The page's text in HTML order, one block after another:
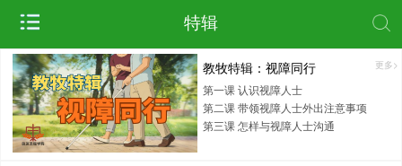
特辑
教牧特辑：视障同行 更多>
第一课 认识视障人士
第二课 带领视障人士外出注意事项
第三课 怎样与视障人士沟通